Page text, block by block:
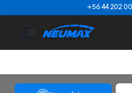
+56 44 202
☰